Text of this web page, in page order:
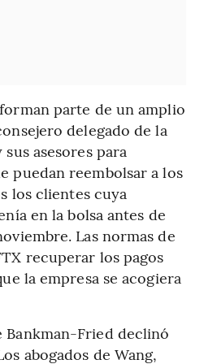
parte de un amplio
delegado de la
asesores para
puedan reembolsar a los
los clientes cuya
en la bolsa antes de
Las normas de
recuperar los pagos
la empresa se acogiera
Fried declinó
abogados de Wang,